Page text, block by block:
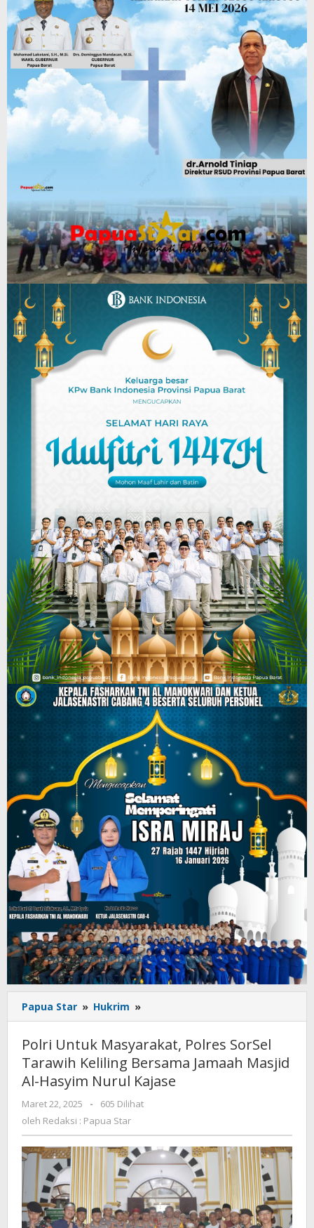
Papua Star » Hukrim »
Untuk
Polres
SorSel
Tarawih
Bersama
Masjid
Al-
Hasyim
Nurul
Kajase
Polri Untuk Masyarakat, Polres SorSel
Tarawih Keliling Bersama Jamaah Masjid
Al-Hasyim Nurul Kajase
Maret 22, 2025
oleh
Redaksi
Star
-
605 Dilihat
oleh Redaksi : Papua Star